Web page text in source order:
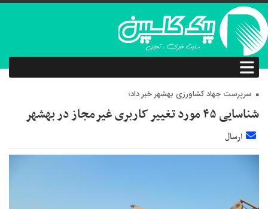
سرپرست جهاد کشاورزی بهشهر خبر داد؛
شناسایی ۴۵ مورد تغییر کاربری غیرمجاز در بهشهر
ارسال